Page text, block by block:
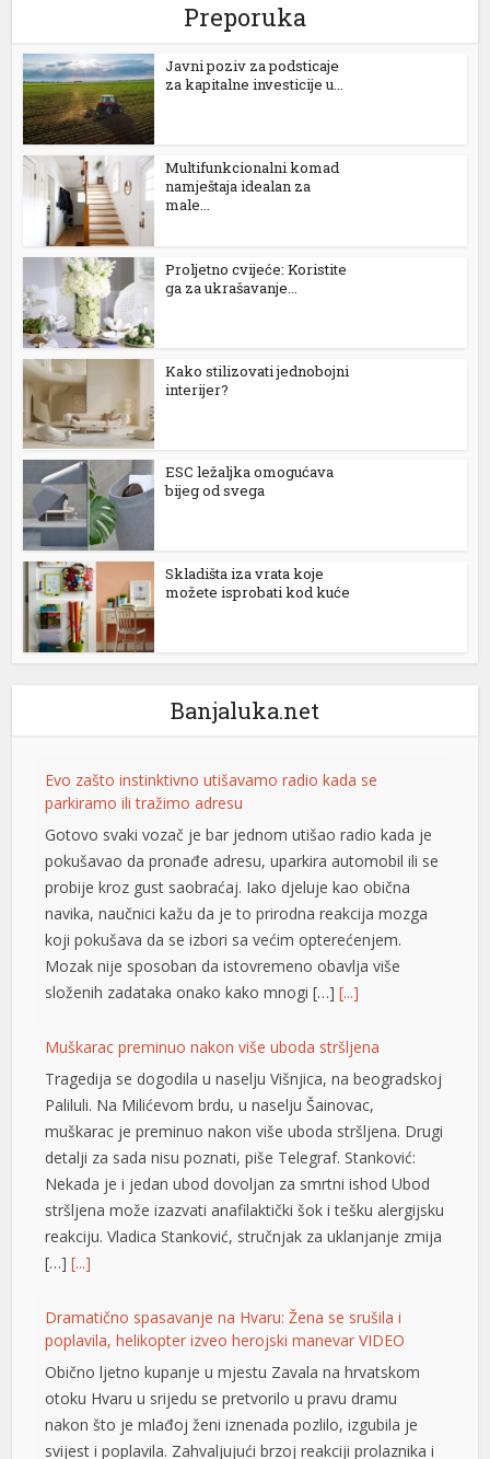
Preporuka
Јavni poziv za podsticaje
za kapitalne investicije u...
Multifunkcionalni komad
namještaja idealan za
male...
Proljetno cvijeće: Koristite
ga za ukrašavanje...
Kako stilizovati jednobojni
interijer?
ESC ležaljka omogućava
bijeg od svega
Skladišta iza vrata koje
možete isprobati kod kuće
Banjaluka.net
Evo zašto instinktivno utišavamo radio kada se
parkiramo ili tražimo adresu
Gotovo svaki vozač je bar jednom utišao radio kada je
pokušavao da pronađe adresu, uparkira automobil ili se
probije kroz gust saobraćaj. Iako djeluje kao obična
navika, naučnici kažu da je to prirodna reakcija mozga
koji pokušava da se izbori sa većim opterećenjem.
Mozak nije sposoban da istovremeno obavlja više
složenih zadataka onako kako mnogi […][...]
Muškarac preminuo nakon više uboda stršljena
Tragedija se dogodila u naselju Višnjica, na beogradskoj
Paliluli. Na Milićevom brdu, u naselju Šainovac,
muškarac je preminuo nakon više uboda stršljena. Drugi
detalji za sada nisu poznati, piše Telegraf. Stanković:
Nekada je i jedan ubod dovoljan za smrtni ishod Ubod
stršljena može izazvati anafilaktički šok i tešku alergijsku
reakciju. Vladica Stanković, stručnjak za uklanjanje zmija
[…][...]
Dramatično spasavanje na Hvaru: Žena se srušila i
poplavila, helikopter izveo herojski manevar VIDEO
Obično ljetno kupanje u mjestu Zavala na hrvatskom
otoku Hvaru u srijedu se pretvorilo u pravu dramu
nakon što je mlađoj ženi iznenada pozlilo, izgubila je
svijest i poplavila. Zahvaljujući brzoj reakciji prolaznika i